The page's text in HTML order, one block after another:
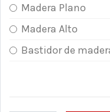
Madera Plano
Madera Alto
Bastidor de